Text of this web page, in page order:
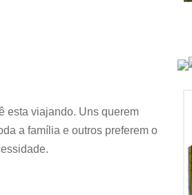
esta viajando. Uns querem
a família e outros preferem o